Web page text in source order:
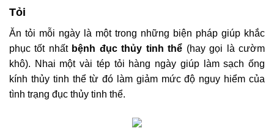
Tỏi
Ăn tỏi mỗi ngày là một trong những biện pháp giúp khắc
phục tốt nhất bệnh đục thủy tinh thể (hay gọi là cườm
khô). Nhai một vài tép tỏi hàng ngày giúp làm sạch ống
kính thủy tinh thể từ đó làm giảm mức độ nguy hiểm của
tình trạng đục thủy tinh thể.